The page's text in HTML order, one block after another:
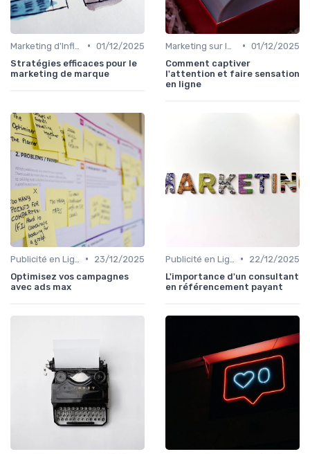
• 01/12/2025
Stratégies efficaces pour le
marketing de marque
• 01/12/2025
Comment captiver
l'attention et faire sensation
en ligne
•
23/12/2025
Optimisez vos campagnes
avec ads max
•
22/12/2025
L'importance d'un consultant
en référencement payant